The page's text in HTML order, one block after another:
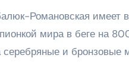
Романовская имеет
мира в беге на
серебряные и